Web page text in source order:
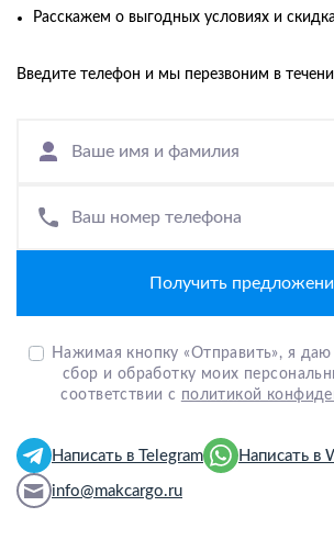
Расскажем о выгодных условиях и
Введите телефон и мы перезвоним в
Ваше имя и фамилия
Ваш номер телефона
Нажимая кнопку «Отправить», я даю
сбор и обработку моих
соответствии с политикой
Написать в Telegram Написать в
info@makcargo.ru